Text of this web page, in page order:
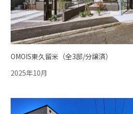
OMOIS東久留米（全3邸/分譲済）
2025年10月